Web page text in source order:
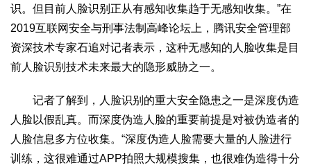
识。但目前人脸识别正从有感知收集趋于无感知收集。”在
2019互联网安全与刑事法制高峰论坛上，腾讯安全管理部
资深技术专家石追对记者表示，这种无感知的人脸收集是目
前人脸识别技术未来最大的隐形威胁之一。
记者了解到，人脸识别的重大安全隐患之一是深度伪造
人脸以假乱真。而深度伪造人脸的重要前提是对被伪造者的
人脸信息多方位收集。“深度伪造人脸需要大量的人脸进行
训练，这很难通过APP拍照大规模搜集，也很难伪造得十分